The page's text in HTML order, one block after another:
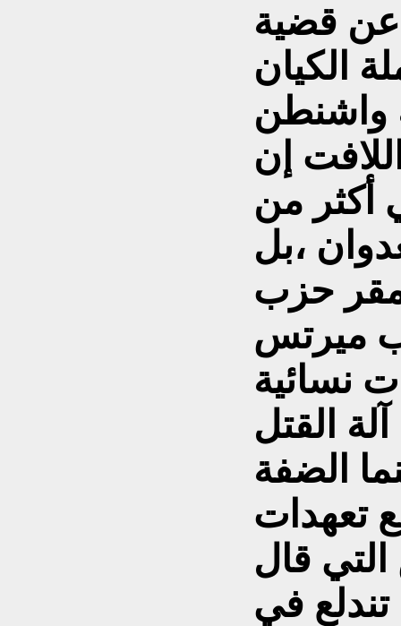
عن قضية
الكيان
واشنطن
إن
من
،بل
مقر حزب
ميرتس
نسائية
القتل
الضفة
تعهدات
قال
تندلع في